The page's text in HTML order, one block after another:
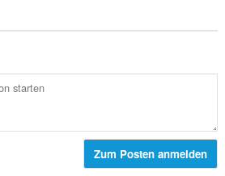
Zum Posten anmelden